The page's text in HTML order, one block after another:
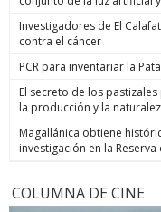
Investigadores de El
contra el cáncer
PCR para inventariar la
El secreto de los
la producción y la
Magallánica obtiene
investigación en la
COLUMNA DE CINE